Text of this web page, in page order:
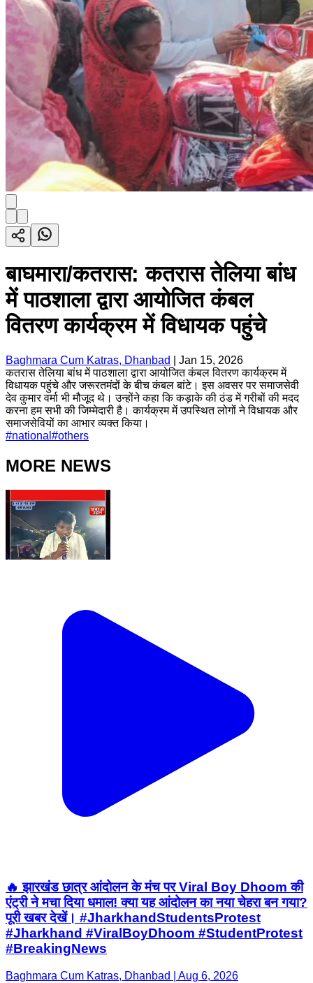
बाघमारा/कतरास: कतरास तेलिया बांध
में पाठशाला द्वारा आयोजित कंबल
वितरण कार्यक्रम में विधायक पहुंचे
Baghmara Cum Katras, Dhanbad
Jan 15, 2026
कतरास तेलिया बांध में पाठशाला द्वारा आयोजित कंबल वितरण कार्यक्रम में
विधायक पहुंचे और जरूरतमंदों के बीच कंबल बांटे। इस अवसर पर समाजसेवी
देव कुमार वर्मा भी मौजूद थे। उन्होंने कहा कि कड़ाके की ठंड में गरीबों की मदद
करना हम सभी की जिम्मेदारी है। कार्यक्रम में उपस्थित लोगों ने विधायक और
समाजसेवियों का आभार व्यक्त किया।
#national #others
MORE NEWS
🔥 झारखंड छात्र आंदोलन के मंच पर Viral Boy Dhoom की
एंट्री ने मचा दिया धमाल! क्या यह आंदोलन का नया चेहरा बन गया?
पूरी खबर देखें। #JharkhandStudentsProtest
#Jharkhand #ViralBoyDhoom #StudentProtest
#BreakingNews
Baghmara Cum Katras, Dhanbad | Aug 6, 2026